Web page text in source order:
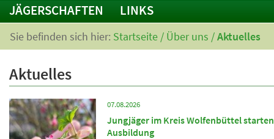
JÄGERSCHAFTEN
LINKS
Sie befinden sich hier: Startseite / Über uns /Aktuelles
Aktuelles
07.08.2026
Jungjäger im Kreis Wolfenbüttel
Ausbildung